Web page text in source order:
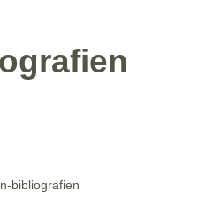
bibliografien